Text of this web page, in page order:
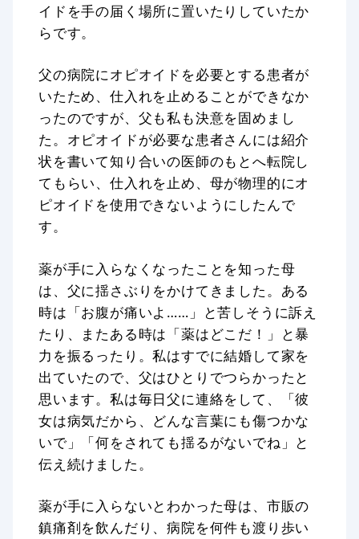
イドを手の届く場所に置いたりしていたか
らです。
父の病院にオピオイドを必要とする患者が
いたため、仕入れを止めることができなか
ったのですが、父も私も決意を固めまし
た。オピオイドが必要な患者さんには紹介
状を書いて知り合いの医師のもとへ転院し
てもらい、仕入れを止め、母が物理的にオ
ピオイドを使用できないようにしたんで
す。
薬が手に入らなくなったことを知った母
は、父に揺さぶりをかけてきました。ある
時は「お腹が痛いよ……」と苦しそうに訴え
たり、またある時は「薬はどこだ！」と暴
力を振るったり。私はすでに結婚して家を
出ていたので、父はひとりでつらかったと
思います。私は毎日父に連絡をして、「彼
女は病気だから、どんな言葉にも傷つかな
いで」「何をされても揺るがないでね」と
伝え続けました。
薬が手に入らないとわかった母は、市販の
鎮痛剤を飲んだり、病院を何件も渡り歩い